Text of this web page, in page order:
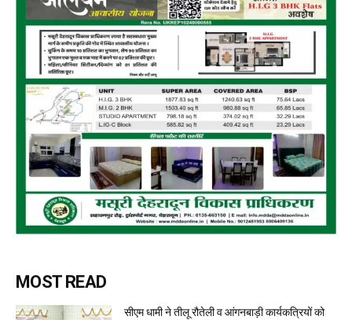
MOST READ
सीएम धामी ने तीलू रौतेली व आंगनबाड़ी कार्यकत्रियों को